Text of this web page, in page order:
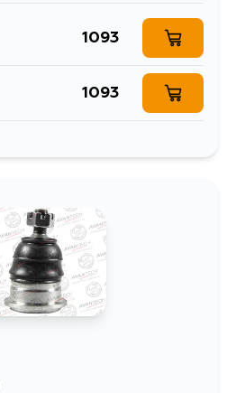
1604
1604
1093
1093
1337
1093